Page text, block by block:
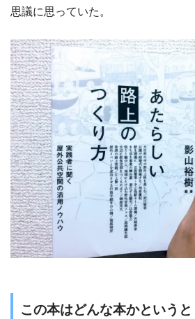
思議に思っていた。
この本はどんな本かというと